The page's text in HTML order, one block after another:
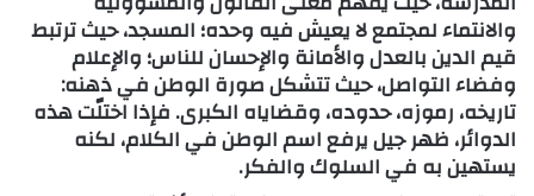
والانتماء لمجتمع لا يعيش فيه وحده؛ المسجد، حيث ترتبط
قيم الدين بالعدل والأمانة والإحسان للناس؛ والإعلام
وفضاء التواصل، حيث تتشكل صورة الوطن في ذهنه:
تاريخه، رموزه، حدوده، وقضاياه الكبرى. فإذا اختلّت هذه
الدوائر، ظهر جيل يرفع اسم الوطن في الكلام، لكنه
يستهين به في السلوك والفكر.